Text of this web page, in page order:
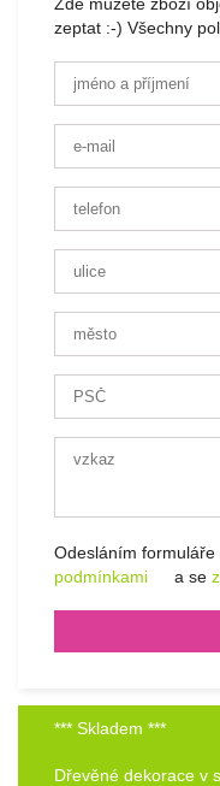
Zde můžete zboží
zeptat :-) Všechny
Odesláním
podmínkami
a se
*** Skladem ***
Dřevěné dekorace v